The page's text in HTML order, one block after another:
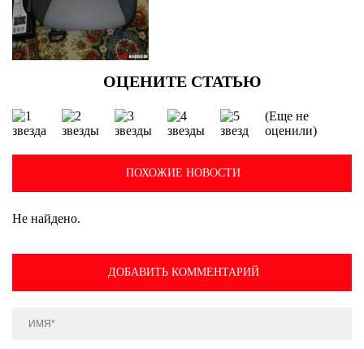
(Еще не
оценили)
ПОХОЖИЕ НОВОСТИ
Не найдено.
ДОБАВИТЬ КОММЕНТАРИЙ